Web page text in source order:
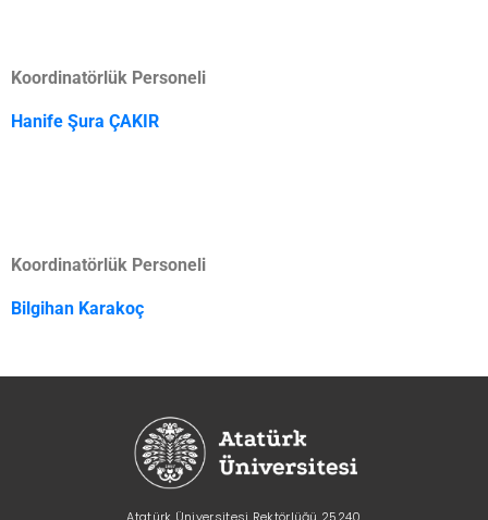
Koordinatörlük Personeli
Hanife Şura ÇAKIR
Koordinatörlük Personeli
Bilgihan Karakoç